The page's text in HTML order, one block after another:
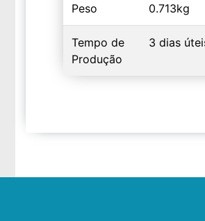
Peso 0.713kg
Tempo de
Produção
3 dias